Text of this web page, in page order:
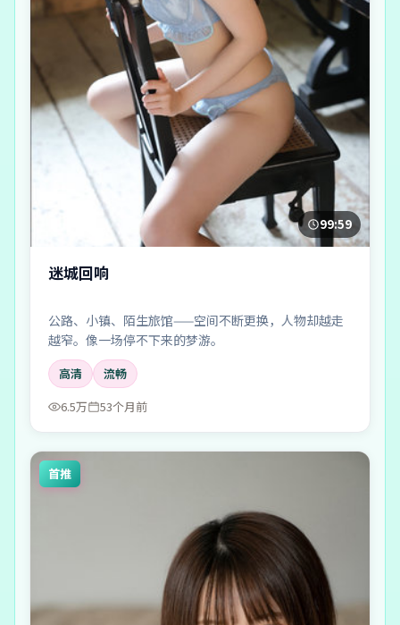
99:59
迷城回响
公路、小镇、陌生旅馆——空间不断更换，人物却越走
越窄。像一场停不下来的梦游。
高清
流畅
6.5万
53个月前
首推